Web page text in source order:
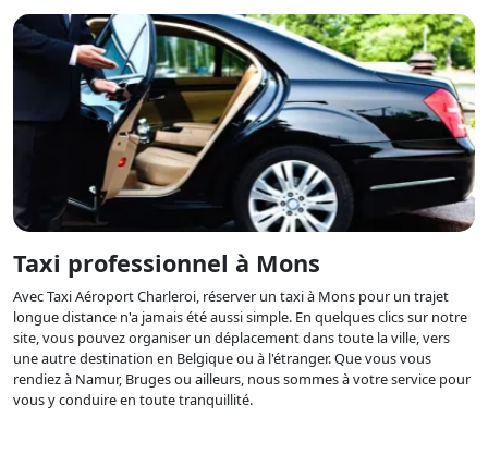
Taxi professionnel à Mons
Avec Taxi Aéroport Charleroi, réserver un taxi à Mons pour un trajet
longue distance n'a jamais été aussi simple. En quelques clics sur notre
site, vous pouvez organiser un déplacement dans toute la ville, vers
une autre destination en Belgique ou à l'étranger. Que vous vous
rendiez à Namur, Bruges ou ailleurs, nous sommes à votre service pour
vous y conduire en toute tranquillité.